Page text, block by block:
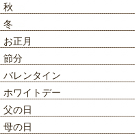
秋
冬
お正月
節分
バレンタイン
ホワイトデー
父の日
母の日